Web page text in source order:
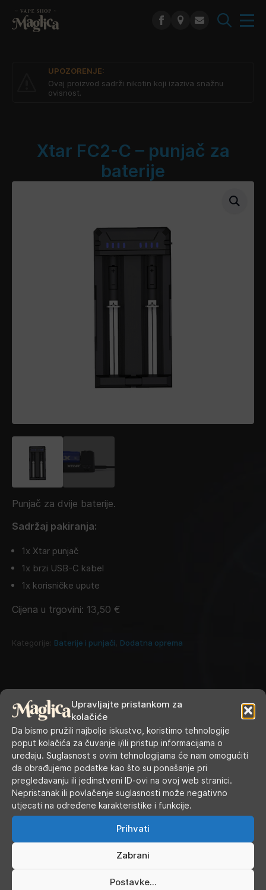
Upravljajte pristankom za
kolačiće
Da bismo pružili najbolje iskustvo, koristimo tehnologije
poput kolačića za čuvanje i/ili pristup informacijama o
uređaju. Suglasnost s ovim tehnologijama će nam omogućiti
da obrađujemo podatke kao što su ponašanje pri
pregledavanju ili jedinstveni ID-ovi na ovoj web stranici.
Nepristanak ili povlačenje suglasnosti može negativno
utjecati na određene karakteristike i funkcije.
Prihvati
Zabrani
Postavke...
UPOZORENJE:
Ovaj proizvod sadrži nikotin koji izaziva snažnu
ovisnost.
Xtar FC2-C – punjač za
baterije
Punjač za dvije baterije.
Sadržaj pakiranja:
1x Xtar punjač
1x brzi USB-C kabel
1x korisničke upute
Cijena u trgovini: 13,50 €
Kategorije: Baterije i punjači, Dodatna oprema
RADNO VRIJEME
Ponedjeljak 9.00 - 19.00
Utorak 9.00 - 16.00